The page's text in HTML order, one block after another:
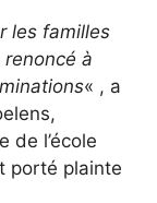
les familles
renoncé à
« , a
de l’école
porté plainte